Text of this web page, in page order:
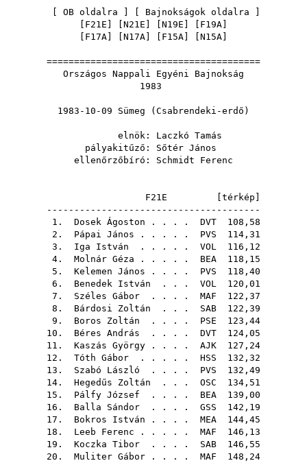
OB oldalra Bajnokságok oldalra
F21E N21E N19E F19A
F17A N17A F15A N15A
=======================================
Országos Nappali Egyéni Bajnokság
1983
1983-10-09 Sümeg (Csabrendeki-erdő)
elnök: Laczkó Tamás
pályakitűző: Sőtér János
ellenőrzőbíró: Schmidt Ferenc
F21E [ térkép
---------------------------------------
1. Dosek Ágoston . . . . DVT 108,58
2. Pápai János . . . . . PVS 114,31
3. Iga István . . . . . VOL 116,12
4. Molnár Géza . . . . . BEA 118,15
5. Kelemen János . . . . PVS 118,40
6. Benedek István . . . VOL 120,01
7. Széles Gábor . . . . MAF 122,37
8. Bárdosi Zoltán . . . SAB 122,39
9. Boros Zoltán . . . . PSE 123,44
10. Béres András . . . . DVT 124,05
11. Kaszás György . . . . AJK 127,24
12. Tóth Gábor . . . . . HSS 132,32
13. Szabó László . . . . PVS 132,49
14. Hegedűs Zoltán . . . OSC 134,51
15. Pálfy József . . . . BEA 139,00
16. Balla Sándor . . . . GSS 142,19
17. Bokros István . . . . MEA 144,45
18. Leeb Ferenc . . . . . MAF 146,13
19. Koczka Tibor . . . . SAB 146,55
20. Muliter Gábor . . . . MAF 148,24